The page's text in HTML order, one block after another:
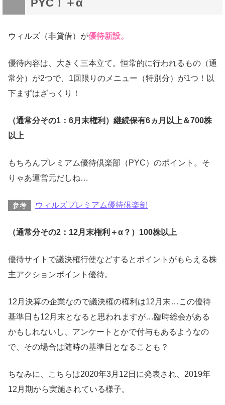
PYC！＋α
ウィルズ（非貸借）が優待新設。
優待内容は、大きく三本立て。恒常的に行われるもの（通
常分）が2つで、1回限りのメニュー（特別分）が1つ！以
下まずはざっくり！
（通常分その1：6月末権利）継続保有6ヵ月以上＆700株
以上
もちろんプレミアム優待倶楽部（PYC）のポイント。そ
りゃあ運営元だしね…
参考 ウィルズプレミアム優待倶楽部
（通常分その2：12月末権利＋α？）100株以上
優待サイトで議決権行使などするとポイントがもらえる株
主アクションポイント優待。
12月決算の企業なので議決権の権利は12月末…この優待
基準日も12月末となると思われますが…臨時総会がある
かもしれないし、アンケートとかで付与もあるようなの
で、その場合は随時の基準日となることも？
ちなみに、こちらは2020年3月12日に発表され、2019年
12月期から実施されている様子。